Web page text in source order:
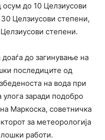
осум до 10 Целзиусови
Целзиусови степени,
степени.
до загинување на
последиците од
на вода при
заради подобро
Маркоска, советничка
за метеорологија
работи.